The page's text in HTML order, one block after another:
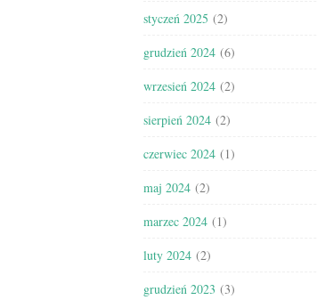
styczeń 2025 (2)
grudzień 2024 (6)
wrzesień 2024 (2)
sierpień 2024 (2)
czerwiec 2024 (1)
maj 2024 (2)
marzec 2024 (1)
luty 2024 (2)
grudzień 2023 (3)